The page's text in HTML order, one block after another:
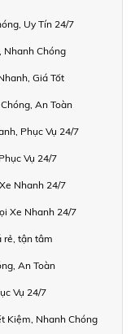
Uy Tín 24/7
Nhanh Chóng
Giá Tốt
An Toàn
Phục Vụ 24/7
Vụ 24/7
Nhanh 24/7
Xe Nhanh 24/7
rẻ, tận tâm
An Toàn
Vụ 24/7
Kiệm, Nhanh Chóng